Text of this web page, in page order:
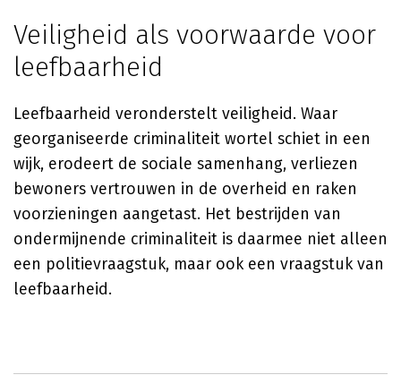
Veiligheid als voorwaarde voor
leefbaarheid
Leefbaarheid veronderstelt veiligheid. Waar
georganiseerde criminaliteit wortel schiet in een
wijk, erodeert de sociale samenhang, verliezen
bewoners vertrouwen in de overheid en raken
voorzieningen aangetast. Het bestrijden van
ondermijnende criminaliteit is daarmee niet alleen
een politievraagstuk, maar ook een vraagstuk van
leefbaarheid.